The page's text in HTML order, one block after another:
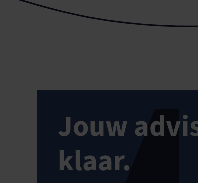
Jouw
klaar.